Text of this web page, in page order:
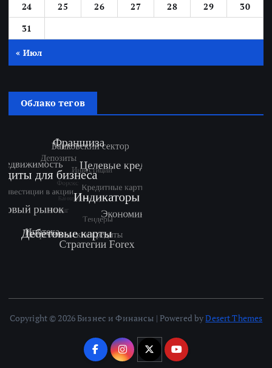
24
25 26 27 28 29
30
31
« Июл
Облако тегов
Copyright © 2026 Бизнес и Финансы | Powered byDesert Themes